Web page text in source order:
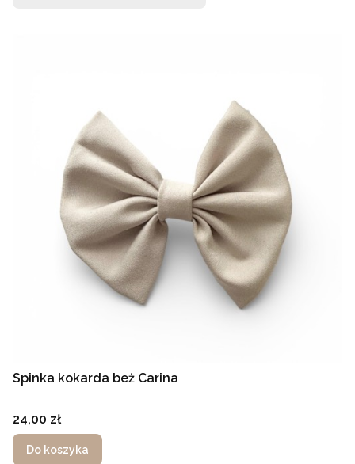
Spinka kokarda beż Carina
Cena
24,00 zł
Do koszyka